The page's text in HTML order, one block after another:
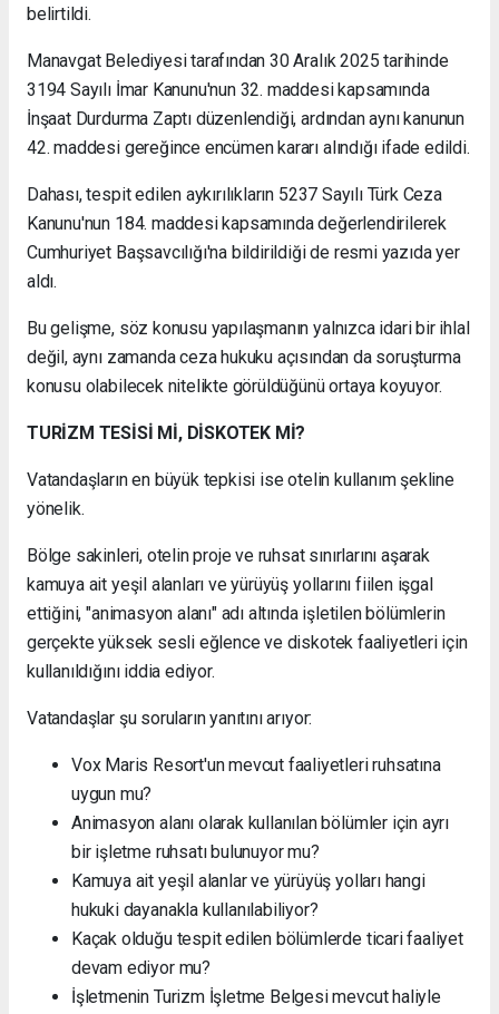
belirtildi.
Manavgat Belediyesi tarafından 30 Aralık 2025 tarihinde
3194 Sayılı İmar Kanunu'nun 32. maddesi kapsamında
İnşaat Durdurma Zaptı düzenlendiği, ardından aynı kanunun
42. maddesi gereğince encümen kararı alındığı ifade edildi.
Dahası, tespit edilen aykırılıkların 5237 Sayılı Türk Ceza
Kanunu'nun 184. maddesi kapsamında değerlendirilerek
Cumhuriyet Başsavcılığı'na bildirildiği de resmi yazıda yer
aldı.
Bu gelişme, söz konusu yapılaşmanın yalnızca idari bir ihlal
değil, aynı zamanda ceza hukuku açısından da soruşturma
konusu olabilecek nitelikte görüldüğünü ortaya koyuyor.
TURİZM TESİSİ Mİ, DİSKOTEK Mİ?
Vatandaşların en büyük tepkisi ise otelin kullanım şekline
yönelik.
Bölge sakinleri, otelin proje ve ruhsat sınırlarını aşarak
kamuya ait yeşil alanları ve yürüyüş yollarını fiilen işgal
ettiğini, "animasyon alanı" adı altında işletilen bölümlerin
gerçekte yüksek sesli eğlence ve diskotek faaliyetleri için
kullanıldığını iddia ediyor.
Vatandaşlar şu soruların yanıtını arıyor:
Vox Maris Resort'un mevcut faaliyetleri ruhsatına
uygun mu?
Animasyon alanı olarak kullanılan bölümler için ayrı
bir işletme ruhsatı bulunuyor mu?
Kamuya ait yeşil alanlar ve yürüyüş yolları hangi
hukuki dayanakla kullanılabiliyor?
Kaçak olduğu tespit edilen bölümlerde ticari faaliyet
devam ediyor mu?
İşletmenin Turizm İşletme Belgesi mevcut haliyle